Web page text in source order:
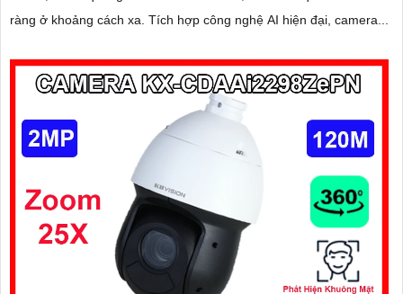
ràng ở khoảng cách xa. Tích hợp công nghệ AI hiện đại, camera...